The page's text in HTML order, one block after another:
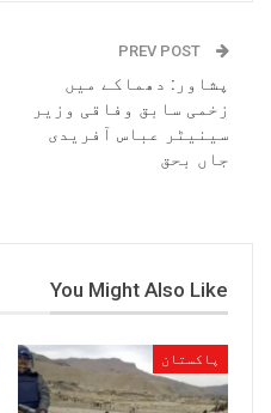
پشاور: دھماکے میں
زخمی سابق وفاقی وزیر
سینیٹر عباس آفریدی
جاں بحق
You Might Also Like
پاکستان